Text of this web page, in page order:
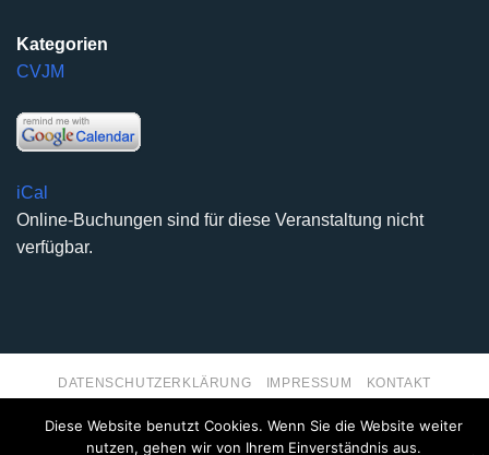
Kategorien
CVJM
iCal
Online-Buchungen sind für diese Veranstaltung nicht
verfügbar.
DATENSCHUTZERKLÄRUNG IMPRESSUM KONTAKT
kleinzweidrei Kommunikationsdesign
Diese Website benutzt Cookies. Wenn Sie die Website weiter
nutzen, gehen wir von Ihrem Einverständnis aus.